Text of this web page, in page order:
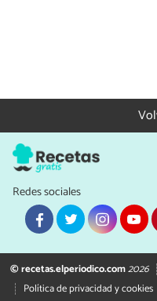
Redes sociales
© recetas.elperiodico.com2026
Política de privacidad y cookies